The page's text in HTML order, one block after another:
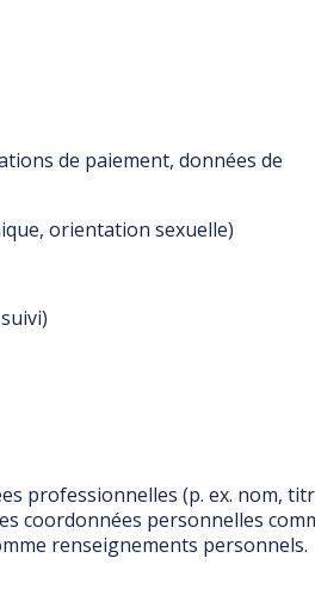
de paiement, données de
orientation sexuelle)
professionnelles (p. ex. nom,
coordonnées personnelles
renseignements personnels.